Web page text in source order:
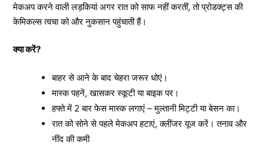
मेकअप करने वाली लड़कियां अगर रात को साफ नहीं करतीं, तो प्रोडक्ट्स की
केमिकल्स त्वचा को और नुकसान पहुंचाती हैं।
क्या करें?
बाहर से आने के बाद चेहरा जरूर धोएं।
मास्क पहनें, खासकर स्कूटी या बाइक पर।
हफ्ते में 2 बार फेस मास्क लगाएं – मुल्तानी मिट्टी या बेसन का।
रात को सोने से पहले मेकअप हटाएं, क्लींजर यूज करें। तनाव और
नींद की कमी